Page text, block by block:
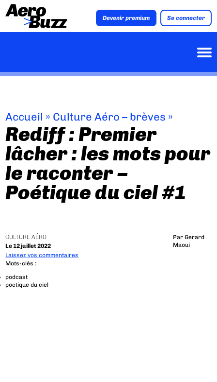
Devenir premium Se connecter
Accueil » Culture Aéro – brèves »
Rediff : Premier
lâcher : les mots pour
le raconter –
Poétique du ciel #1
CULTURE AÉRO
Le 12 juillet 2022
Par Gerard
Maoui
Laissez vos commentaires
Mots-clés :
podcast
poetique du ciel